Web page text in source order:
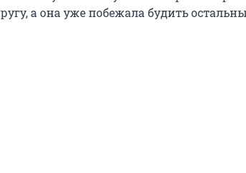
а она уже побежала будить